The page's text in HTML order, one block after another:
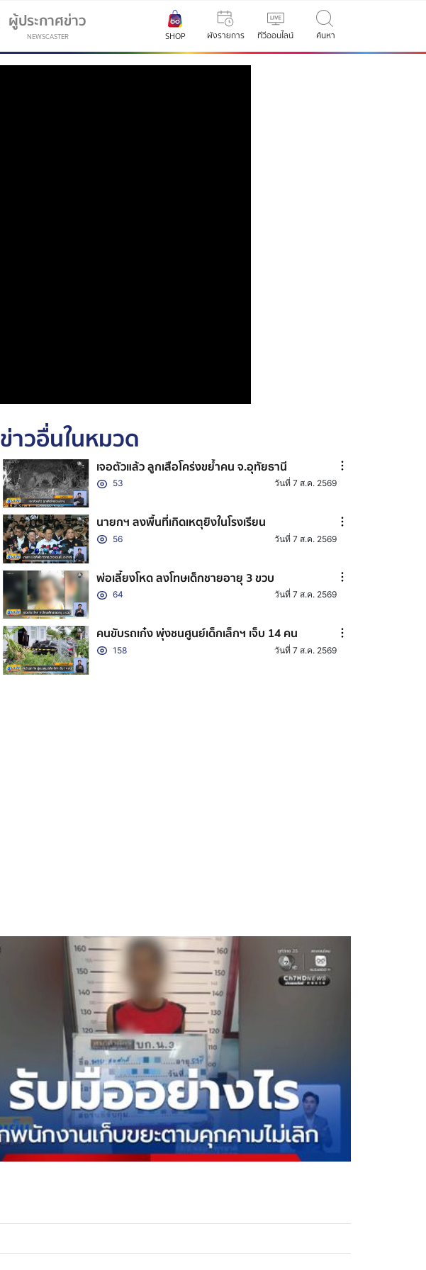
ผู้ประกาศข่าว
NEWSCASTER SHOP ผังรายการ ทีวีออนไลน์ ค้นหา
ข่าวอื่นในหมวด
เจอตัวแล้ว ลูกเสือโคร่งขย้ำคน จ.อุทัยธานี
53 วันที่ 7 ส.ค. 2569
นายกฯ ลงพื้นที่เกิดเหตุยิงในโรงเรียน
56 วันที่ 7 ส.ค. 2569
พ่อเลี้ยงโหด ลงโทษเด็กชายอายุ 3 ขวบ
64 วันที่ 7 ส.ค. 2569
คนขับรถเก๋ง พุ่งชนศูนย์เด็กเล็กฯ เจ็บ 14 คน
158 วันที่ 7 ส.ค. 2569